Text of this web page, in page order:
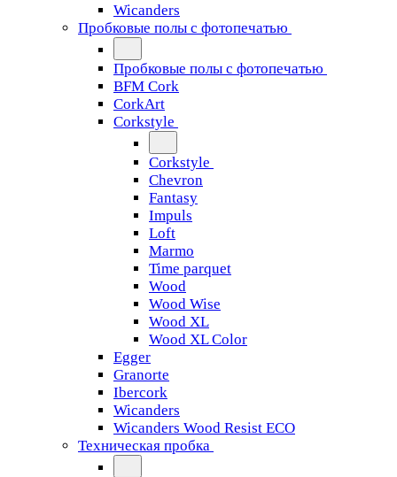
Wicanders
Пробковые полы с фотопечатью
Пробковые полы с фотопечатью
BFM Cork
CorkArt
Corkstyle
Corkstyle
Chevron
Fantasy
Impuls
Loft
Marmo
Time parquet
Wood
Wood Wise
Wood XL
Wood XL Color
Egger
Granorte
Ibercork
Wicanders
Wicanders Wood Resist ECO
Техническая пробка